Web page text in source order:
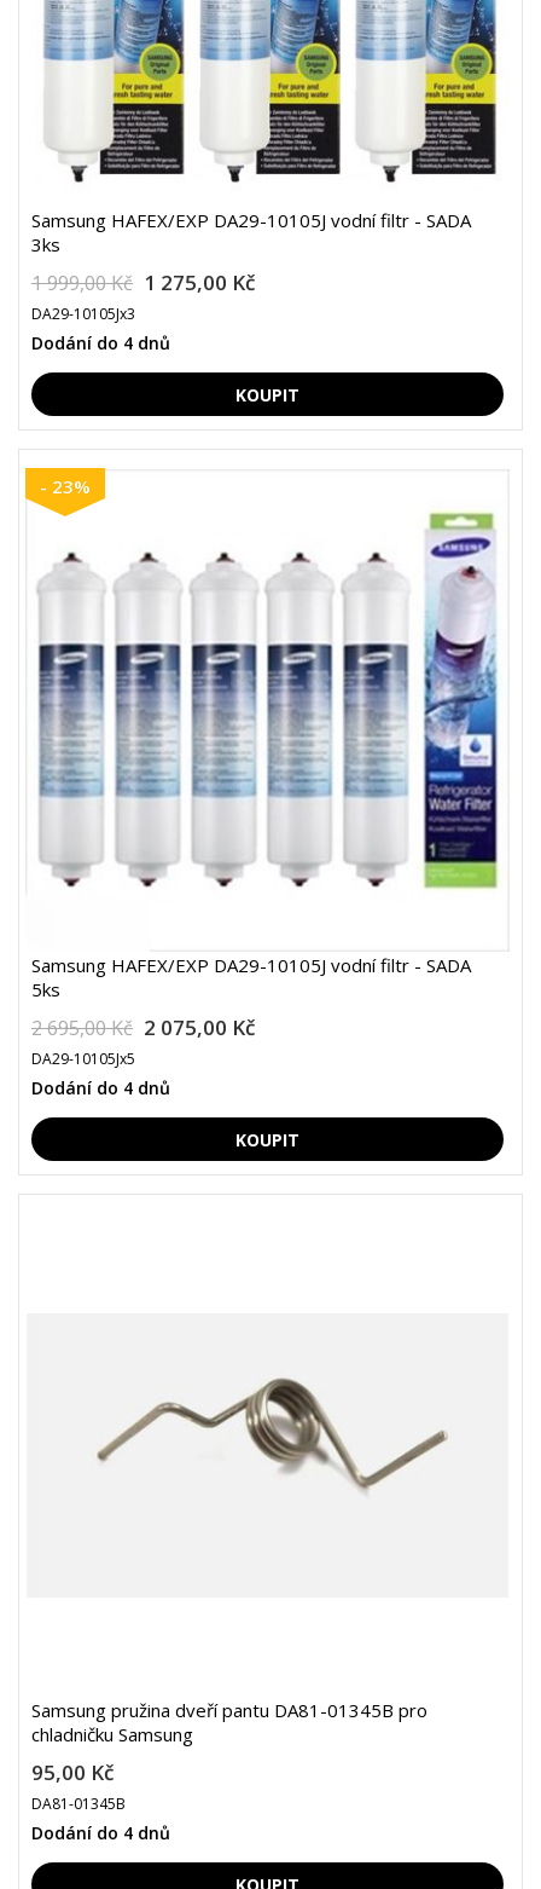
Samsung HAFEX/EXP DA29-10105J vodní filtr - SADA
3ks
1 999,00 Kč 1 275,00 Kč
DA29-10105Jx3
Dodání do 4 dnů
- 23%
Samsung HAFEX/EXP DA29-10105J vodní filtr - SADA
5ks
2 695,00 Kč 2 075,00 Kč
DA29-10105Jx5
Dodání do 4 dnů
Samsung pružina dveří pantu DA81-01345B pro
chladničku Samsung
95,00 Kč
DA81-01345B
Dodání do 4 dnů